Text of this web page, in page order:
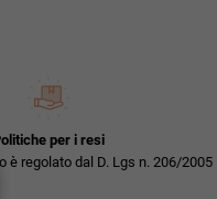
per i resi
è regolato dal D. Lgs n. 206/2005